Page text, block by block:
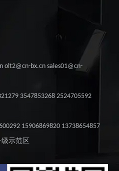
olt2@cn-bx.cn sales01@cn-
3547853268 2524705592
15906869820 13738654857
示范区